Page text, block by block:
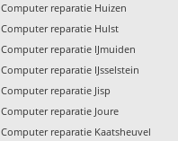
Computer reparatie Huizen
Computer reparatie Hulst
Computer reparatie IJmuiden
Computer reparatie IJsselstein
Computer reparatie Jisp
Computer reparatie Joure
Computer reparatie Kaatsheuvel